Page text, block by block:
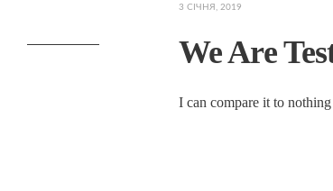
3 СІЧНЯ, 2019
We Are
I can compare it to